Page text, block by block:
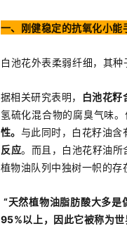
一、刚健稳定的抗氧化小能
白池花外表柔弱纤细，其种
据相关研究表明， 白池花籽
氢硫化混合物的腐臭气味。
性。 与此同时，白花籽油含
反应。而且，白池花籽油
植物油队列中独树一帜的存
“天然植物油脂肪酸大多
95%以上，因此它被称为